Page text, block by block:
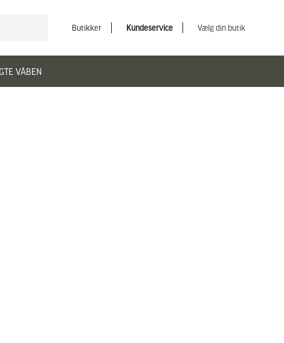
Butikker Kundeservice Vælg din butik
VÅBEN